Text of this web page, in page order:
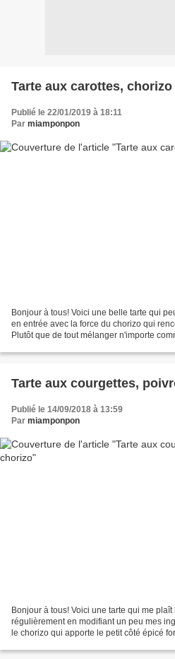
Tarte aux carottes, chorizo
Publié le 22/01/2019 à 18:11
Par miamponpon
Bonjour à tous! Voici une belle tarte qui
en entrée avec la force du chorizo qui
Plutôt que de tout mélanger n'importe
Tarte aux courgettes,
Publié le 14/09/2018 à 13:59
Par miamponpon
Bonjour à tous! Voici une tarte qui me
régulièrement en modifiant un peu mes
le chorizo qui apporte le petit côté épicé